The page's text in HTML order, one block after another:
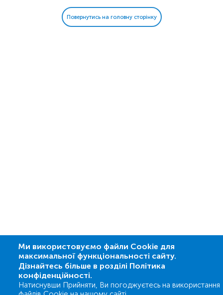
Повернутись на головну сторінку
Ми використовуємо файли Cookie для
максимальної функціональності сайту.
Дізнайтесь більше в розділі Політика
конфіденційності.
Натиснувши Прийняти, Ви погоджуєтесь на використання